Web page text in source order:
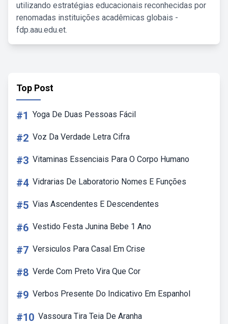
utilizando estratégias educacionais reconhecidas por
renomadas instituições acadêmicas globais -
fdp.aau.edu.et.
Top Post
#1 Yoga De Duas Pessoas Fácil
#2 Voz Da Verdade Letra Cifra
#3 Vitaminas Essenciais Para O Corpo Humano
#4 Vidrarias De Laboratorio Nomes E Funções
#5 Vias Ascendentes E Descendentes
#6 Vestido Festa Junina Bebe 1 Ano
#7 Versiculos Para Casal Em Crise
#8 Verde Com Preto Vira Que Cor
#9 Verbos Presente Do Indicativo Em Espanhol
#10 Vassoura Tira Teia De Aranha